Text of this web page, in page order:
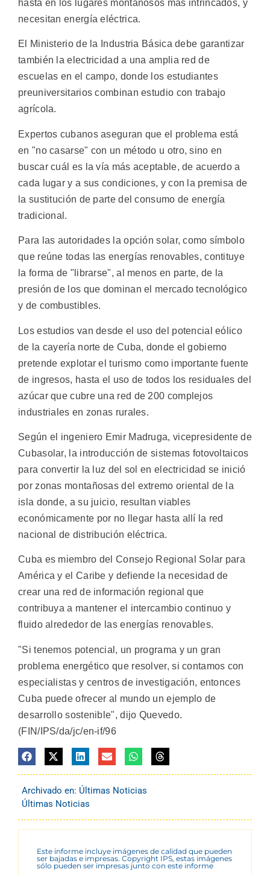
hasta en los lugares montañosos más intrincados, y
necesitan energía eléctrica.
El Ministerio de la Industria Básica debe garantizar
también la electricidad a una amplia red de
escuelas en el campo, donde los estudiantes
preuniversitarios combinan estudio con trabajo
agrícola.
Expertos cubanos aseguran que el problema está
en "no casarse" con un método u otro, sino en
buscar cuál es la vía más aceptable, de acuerdo a
cada lugar y a sus condiciones, y con la premisa de
la sustitución de parte del consumo de energía
tradicional.
Para las autoridades la opción solar, como símbolo
que reúne todas las energías renovables, contituye
la forma de "librarse", al menos en parte, de la
presión de los que dominan el mercado tecnológico
y de combustibles.
Los estudios van desde el uso del potencial eólico
de la cayería norte de Cuba, donde el gobierno
pretende explotar el turismo como importante fuente
de ingresos, hasta el uso de todos los residuales del
azúcar que cubre una red de 200 complejos
industriales en zonas rurales.
Según el ingeniero Emir Madruga, vicepresidente de
Cubasolar, la introducción de sistemas fotovoltaicos
para convertir la luz del sol en electricidad se inició
por zonas montañosas del extremo oriental de la
isla donde, a su juicio, resultan viables
económicamente por no llegar hasta allí la red
nacional de distribución eléctrica.
Cuba es miembro del Consejo Regional Solar para
América y el Caribe y defiende la necesidad de
crear una red de información regional que
contribuya a mantener el intercambio continuo y
fluido alrededor de las energías renovables.
"Si tenemos potencial, un programa y un gran
problema energético que resolver, si contamos con
especialistas y centros de investigación, entonces
Cuba puede ofrecer al mundo un ejemplo de
desarrollo sostenible", dijo Quevedo.
(FIN/IPS/da/jc/en-if/96
Archivado en: Últimas Noticias
Últimas Noticias
Este informe incluye imágenes de calidad que pueden
ser bajadas e impresas. Copyright IPS, estas imágenes
sólo pueden ser impresas junto con este informe